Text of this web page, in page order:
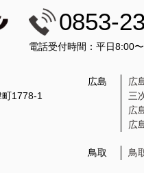
0853-
電話受付時間：平日8:00
1778-1
広島
広
三
広
広
鳥取 鳥